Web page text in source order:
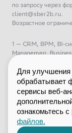
по запросу через
client@sber2b.ru.
Возрастное
1 — CRM, BPM, BI-
Managemen,
процессами,
2 – ERP (от англ.
ресурсов
3 – ML (от англ.
4 – DIY (от англ.
розничной
5 – Фреймворк (от
Для
обрабатывает
сервисы веб-
ознакомьтесь с
файлов.